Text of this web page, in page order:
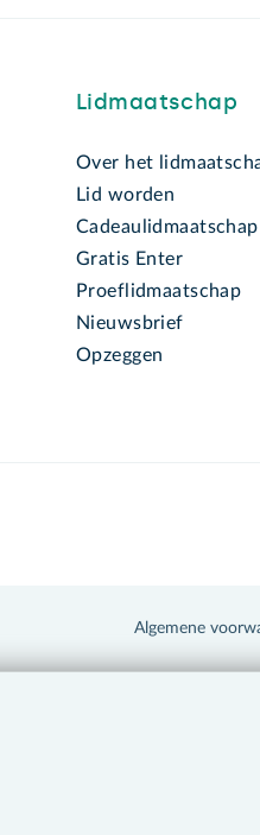
Lidmaatschap
Over het
Lid worden
Cadeaulidmaatschap
Gratis Enter
Proeflidmaatschap
Nieuwsbrief
Opzeggen
Algemene